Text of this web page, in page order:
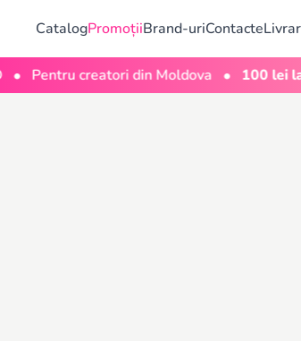
CatalogPromoțiiBrand-uriContacte
creatori din Moldova • 100 lei la